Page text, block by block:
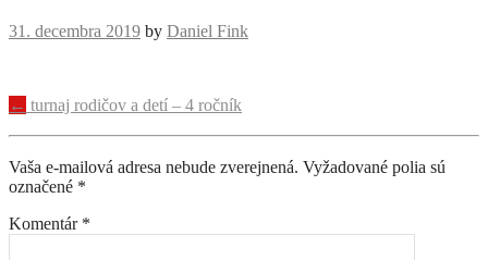
31. decembra 2019 by Daniel Fink
Navigácia
príspevku
← turnaj rodičov a detí – 4 ročník
Vaša e-mailová adresa nebude zverejnená. Vyžadované polia sú
označené *
Komentár *